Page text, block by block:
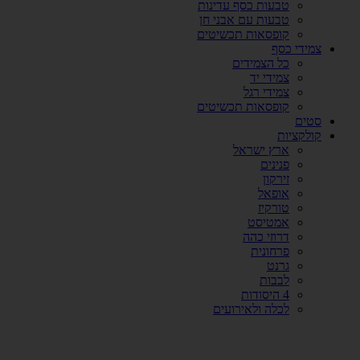
טבעות כסף עדינות
טבעות עם אבני חן
קופסאות תכשיטים
צמידי כסף
כל הצמידים
צמידי יד
צמידי רגל
קופסאות תכשיטים
סטים
קולקציות
ארץ ישראל
פנינים
זירקון
אופאל
טורקיז
אמטיסט
דרוזי כהה
פרחונית
גרנט
לבבות
4 היסודות
לכלה ולאירועים